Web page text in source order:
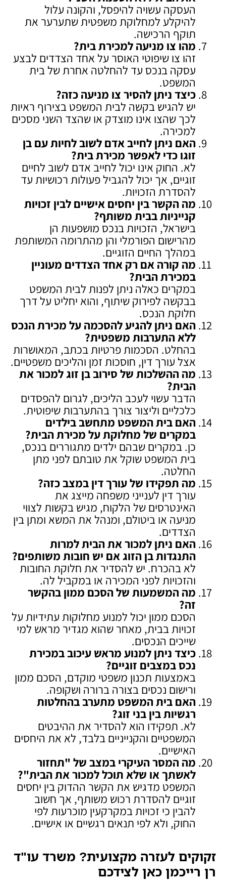
העסקה עשויה להיפסל, והקונה עלול
להיקלע למחלוקת משפטית שתערער את
תוקף הרכישה.
מהו צו מניעה למכירת בית?
זהו צו שיפוטי האוסר על אחד הצדדים לבצע
עסקה בנכס עד להחלטה אחרת של בית
המשפט.
כיצד ניתן להסיר צו מניעה כזה?
יש להגיש בקשה לבית המשפט בצירוף ראיות
לכך שהצו אינו מוצדק או שהצד השני מסכים
למכירה.
האם ניתן לחייב אדם לשוב לחיות עם בן
זוגו כדי לאפשר מכירת בית?
לא. החוק אינו יכול לחייב אדם לשוב לחיים
זוגיים, אך יכול להגביל פעולות רכושיות עד
להסדרת הזכויות.
מה הקשר בין יחסים אישיים לבין זכויות
קנייניות בבית משותף?
בישראל, הזכויות בנכס מושפעות הן
מהרישום הפורמלי והן מהתרומה המשותפת
במהלך החיים הזוגיים.
מה קורה אם רק אחד הצדדים מעוניין
במכירת הבית?
במקרים כאלה ניתן לפנות לבית המשפט
בבקשה לפירוק שיתוף, והוא יחליט על דרך
חלוקת הנכס.
האם ניתן להגיע להסכמה על מכירת הנכס
ללא התערבות משפטית?
בהחלט. הסכמות פרטיות בכתב, המאושרות
אצל עורך דין, חוסכות זמן והליכים משפטיים.
מה ההשלכות של סירוב בן זוג למכור את
הבית?
הדבר עשוי לעכב הליכים, לגרום להפסדים
כלכליים וליצור צורך בהתערבות שיפוטית.
האם בית המשפט מתחשב בילדים
במקרים של מחלוקת על מכירת הבית?
כן. במקרים שבהם ילדים מתגוררים בנכס,
בית המשפט שוקל את טובתם לפני מתן
החלטה.
מה תפקידו של עורך דין במצב כזה?
עורך דין לענייני משפחה מייצג את
האינטרסים של הלקוח, מגיש בקשות לצווי
מניעה או ביטולם, ומנהל את המשא ומתן בין
הצדדים.
האם ניתן למכור את הבית למרות
התנגדות בן הזוג אם יש חובות משותפים?
לא בהכרח. יש להסדיר את חלוקת החובות
והזכויות לפני המכירה או במקביל לה.
מה המשמעות של הסכם ממון בהקשר
זה?
הסכם ממון יכול למנוע מחלוקות עתידיות על
זכויות בבית, מאחר שהוא מגדיר מראש למי
שייכים הנכסים.
כיצד ניתן למנוע מראש עיכוב במכירת
נכס במצבים זוגיים?
באמצעות תכנון משפטי מוקדם, הסכם ממון
ורישום נכסים בצורה ברורה ושקופה.
האם בית המשפט מתערב בהחלטות
רגשיות בין בני זוג?
לא. תפקידו הוא להסדיר את ההיבטים
המשפטיים והקנייניים בלבד, לא את היחסים
האישיים.
מה המסר העיקרי במצב של "תחזור
לאשתך או שלא תוכל למכור את הבית"?
המשפט מדגיש את הקשר ההדוק בין יחסים
זוגיים להסדרת רכוש משותף, אך חשוב
להבין כי זכויות במקרקעין מוכרעות לפי
החוק, ולא לפי תנאים רגשיים או אישיים.
זקוקים לעזרה מקצועית? משרד עו"ד
רן רייכמן כאן לצידכם